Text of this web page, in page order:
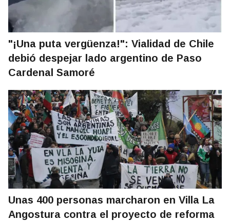
"¡Una puta vergüenza!": Vialidad de Chile
debió despejar lado argentino de Paso
Cardenal Samoré
Unas 400 personas marcharon en Villa La
Angostura contra el proyecto de reforma